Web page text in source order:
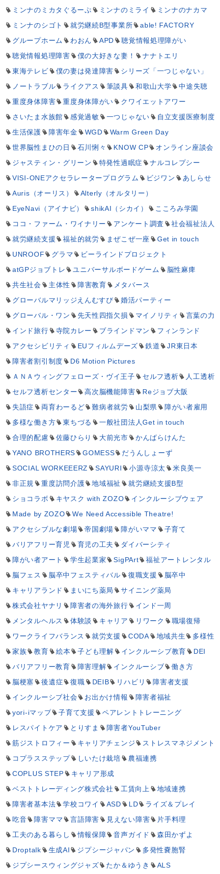
ミンナのミカタぐるーぷ ミンナのミライ
ミンナのナカマ
ミンナのシゴト
就労継続B型事業所
able! FACTORY
グループホーム
わおん APD
聴覚情報処理障がい
聴覚情報処理障害
僕の大好きな妻！
ナナトエリ
東海テレビ
僕の妻は発達障害
シリーズ「一つじゃない」
ノートラブル
ライクアス 筆談具 和歌山大学
中途失聴
重度身体障害
重度身体障がい
クワイエットアワー
さいたま水族館
感覚過敏 一つじゃない
自立支援医療制度
生活保護
障害年金 WGD
Warm Green Day
世界脳性まひの日
石川悧々 KNOW CP
オンライン座談会
ジャスティン・グリーン
特発性過眠症
ナルコレプシー
VISI-ONEアクセラレータープログラム
ビジワン
あしらせ
Auris（オーリス）
Alterly（オルタリー）
EyeNavi（アイナビ）
shikAI（シカイ）
こころみ学園
ココ・ファーム・ワイナリー
アンケート調査
社会福祉法人
就労継続支援
福祉的就労 まぜこぜ一座
Get in touch
UNROOF
グラマ
ビーラインドプロジェクト
atGPジョブトレ
ユニバーサルボードゲーム
脳性麻痺
共生社会
主体性 障害教育
メタバース
グローバルマリッジえんむすび
婚活パーティー
グローバル・ワン
先天性四指欠損 マイノリティ
言葉の力
インド旅行
寺院カレー ブラインドマン
フィンランド
アクセシビリティ
EUフィルムデーズ 鉄道
JR東日本
障害者割引制度
D6 Motion Pictures
ＡＮＡウィングフェローズ・ヴイ王子
セルフ透析
人工透析
セルフ透析センター
高次脳機能障害
Reジョブ大阪
失語症
両育わーるど 難病者就労 山梨県
障がい者雇用
多様な働き方
東ちづる
一般社団法人Get in touch
合理的配慮
佐藤ひらり 大前光市
かんばらけんた
YANO BROTHERS
GOMESS
だうんしょーず
SOCIAL WORKEEERZ
SAYURI 小源寺涼太
米良美一
非正規
重度訪問介護 地域福祉
就労継続支援B型
ショコラボ
キヤスク with ZOZO
インクルーシブウェア
Made by ZOZO
We Need Accessible Theatre!
アクセシブルな劇場
帝国劇場 障がいママ
子育て
バリアフリー育児
育児の工夫
ダイバーシティ
障がい者アート
学生起業家 SigPArt
福祉アートレンタル
脳フェス
脳卒中フェスティバル 復職支援
脳卒中
キャリアランド
まいにち薬局
サイニング薬局
株式会社ヤナリ
障害者の海外旅行
インド一周
メンタルヘルス
体験談 キャリア リワーク
職場復帰
ワークライフバランス
就労支援 CODA 地域共生
多様性
家族
教育 絵本 子ども理解 インクルーシブ教育
DEI
バリアフリー教育
障害理解 インクルーシブ
働き方
脳梗塞
後遺症 復職 DEIB リハビリ
障害者支援
インクルーシブ社会
お出かけ情報
障害者福祉
yori-iマップ
子育て支援
ペアレントトレーニング
レスパイトケア
とりすま
障害者YouTuber
筋ジストロフィー
キャリアチェンジ
ストレスマネジメント
コプラスステップ
しいたけ栽培
農福連携
COPLUS STEP
キャリア形成
ベストトレーディング株式会社
工賃向上
地域連携
障害者基本法
学校コワイ ASD LD
ライズ＆プレイ
吃音
障害ママ 言語障害 見えない障害
片手料理
工夫のある暮らし
情報保障 音声ガイド
森田かずよ
Droptalk
生成AI ジプシージャパン
多発性嚢胞腎
ジプシースウィングジャズ
たか＆ゆうき
ALS